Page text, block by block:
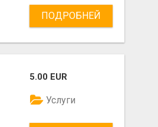
ПОДРОБНЕЙ
5.00 EUR
Услуги